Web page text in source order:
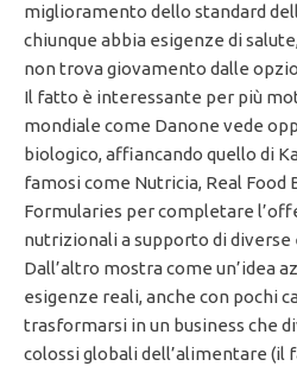
miglioramento dello standard
chiunque abbia esigenze di
non trova giovamento dalle
Il fatto è interessante per più
mondiale come Danone vede
biologico, affiancando quello di
famosi come Nutricia, Real Food
Formularies per completare
nutrizionali a supporto di diverse
Dall’altro mostra come un’idea
esigenze reali, anche con pochi
trasformarsi in un business che
colossi globali dell’alimentare (il